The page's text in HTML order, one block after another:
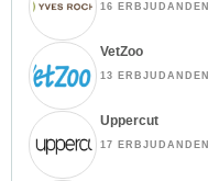
16 ERBJUDANDEN
VetZoo
13 ERBJUDANDEN
Uppercut
17 ERBJUDANDEN